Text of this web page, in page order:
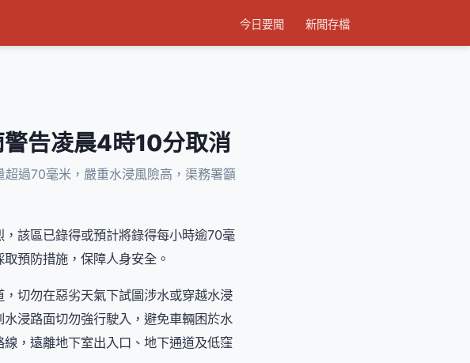
今日要聞 新聞存檔
告凌晨4時10分取消
過70毫米，嚴重水浸風險高，渠務署籲
該區已錄得或預計將錄得每小時逾70毫
預防措施，保障人身安全。
切勿在惡劣天氣下試圖涉水或穿越水浸
浸路面切勿強行駛入，避免車輛困於水
，遠離地下室出入口、地下通道及低窪